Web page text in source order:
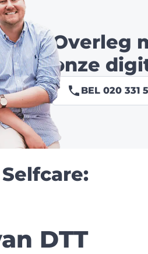
Overleg
onze
BEL 020 331
DTT